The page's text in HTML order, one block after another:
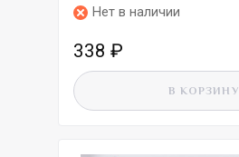
Нет в наличии
338 ₽
В КОРЗИНУ